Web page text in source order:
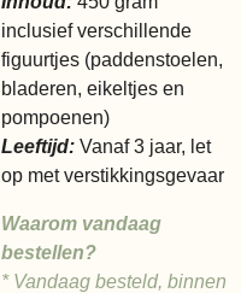
inclusief verschillende
figuurtjes (paddenstoelen,
bladeren, eikeltjes en
pompoenen)
Leeftijd: Vanaf 3 jaar, let
op met verstikkingsgevaar
Waarom vandaag
bestellen?
* Vandaag besteld, binnen